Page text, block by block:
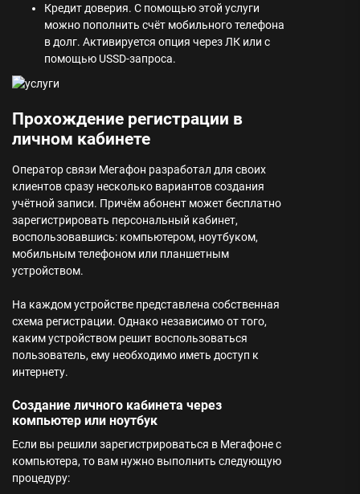
Кредит доверия. С помощью этой услуги
можно пополнить счёт мобильного телефона
в долг. Активируется опция через ЛК или с
помощью USSD-запроса.
Прохождение регистрации в
личном кабинете
Оператор связи Мегафон разработал для своих
клиентов сразу несколько вариантов создания
учётной записи. Причём абонент может бесплатно
зарегистрировать персональный кабинет,
воспользовавшись: компьютером, ноутбуком,
мобильным телефоном или планшетным
устройством.
На каждом устройстве представлена собственная
схема регистрации. Однако независимо от того,
каким устройством решит воспользоваться
пользователь, ему необходимо иметь доступ к
интернету.
Создание личного кабинета через
компьютер или ноутбук
Если вы решили зарегистрироваться в Мегафоне с
компьютера, то вам нужно выполнить следующую
процедуру: